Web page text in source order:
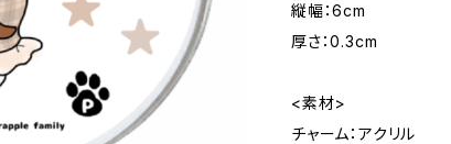
縦幅：6cm
厚さ：0.3cm
<素材>
チャーム：アクリル